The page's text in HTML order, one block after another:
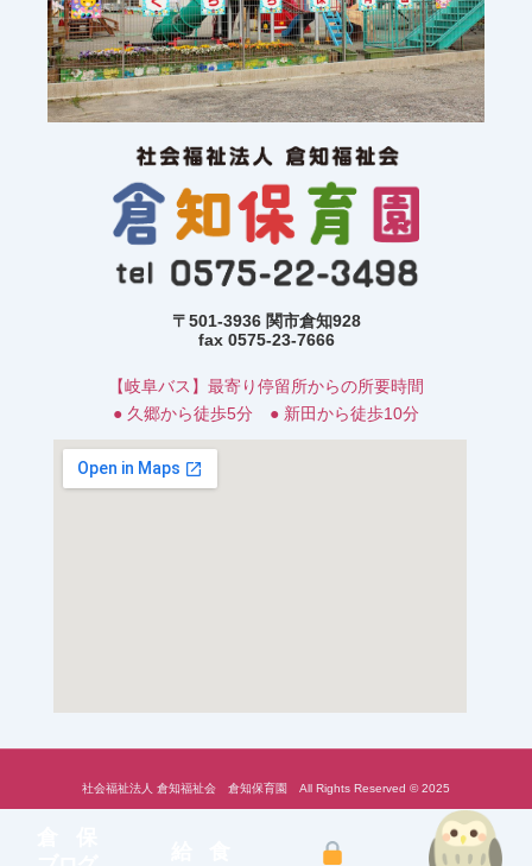
〒501-3936 関市倉知928
fax 0575-23-7666
【岐阜バス】最寄り停留所からの所要時間
● 久郷から徒歩5分 ● 新田から徒歩10分
社会福祉法人 倉知福祉会 倉知保育園 All Rights Reserved © 2025